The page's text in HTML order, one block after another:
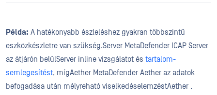
Példa: A hatékonyabb észleléshez gyakran többszintű
eszközkészletre van szükség.Server MetaDefender ICAP Server
az átjárón belülServer inline vizsgálatot és tartalom-
semlegesítést, mígAether MetaDefender Aether az adatok
befogadása után mélyreható viselkedéselemzéstAether .